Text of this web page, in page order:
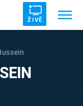
ŽIVĚ
VÁLKA